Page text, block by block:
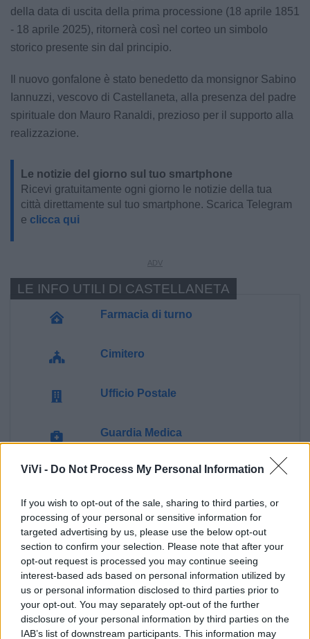
ViVi - Do Not Process My Personal Information
If you wish to opt-out of the sale, sharing to third parties, or
processing of your personal or sensitive information for
targeted advertising by us, please use the below opt-out
section to confirm your selection. Please note that after your
opt-out request is processed you may continue seeing
interest-based ads based on personal information utilized by
us or personal information disclosed to third parties prior to
your opt-out. You may separately opt-out of the further
disclosure of your personal information by third parties on the
IAB’s list of downstream participants. This information may
della data di uscita della prima processione (18 aprile 1851
- 18 aprile 2025), ritornerà così nel corteo un simbolo
storico presente sin dal principio.
Il nuovo gonfalone è stato benedetto da monsignor Sabino
Iannuzzi, vescovo di Castellaneta, alla presenza del padre
spirituale don Mauro Ranaldi, prezioso per il supporto alla
realizzazione.
Le notizie del giorno sul tuo smartphone
Ricevi gratuitamente ogni giorno le notizie della tua
città direttamente sul tuo smartphone. Scarica Telegram
e clicca qui
Farmacia di turno
Cimitero
Ufficio Postale
Guardia Medica
Canile
Polizia Locale
Pubblica illuminazione
Ecocentro e rifiuti
LE INFO UTILI DI CASTELLANETA